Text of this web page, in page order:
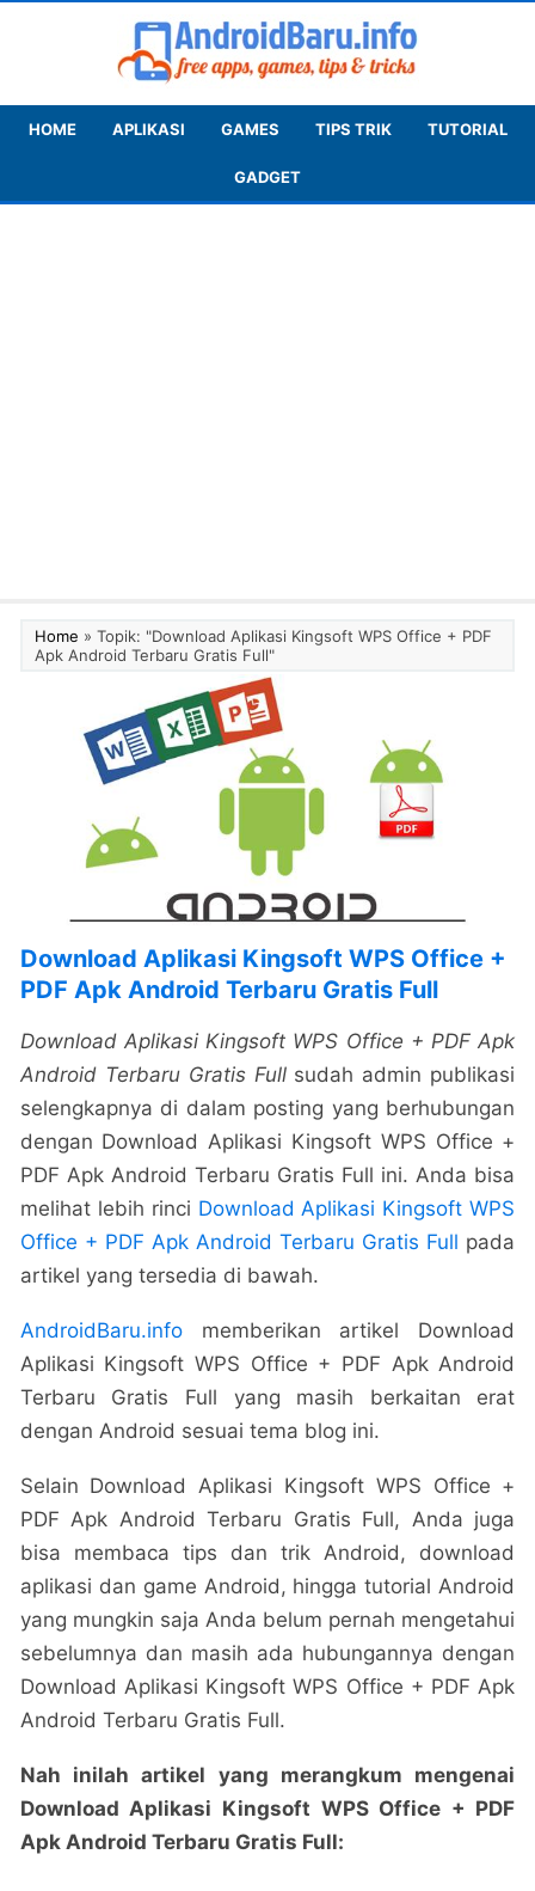
HOME APLIKASI GAMES TIPS TRIK TUTORIAL
GADGET
Home » Topik: "Download Aplikasi Kingsoft WPS Office + PDF
Apk Android Terbaru Gratis Full"
Download Aplikasi Kingsoft WPS Office +
PDF Apk Android Terbaru Gratis Full
Download Aplikasi Kingsoft WPS Office + PDF Apk
Android Terbaru Gratis Fullsudah admin publikasi
selengkapnya di dalam posting yang berhubungan
dengan Download Aplikasi Kingsoft WPS Office +
PDF Apk Android Terbaru Gratis Full ini. Anda bisa
melihat lebih rinci Download Aplikasi Kingsoft WPS
Office + PDF Apk Android Terbaru Gratis Full pada
artikel yang tersedia di bawah.
AndroidBaru.infomemberikan artikel Download
Aplikasi Kingsoft WPS Office + PDF Apk Android
Terbaru Gratis Full yang masih berkaitan erat
dengan Android sesuai tema blog ini.
Selain Download Aplikasi Kingsoft WPS Office +
PDF Apk Android Terbaru Gratis Full, Anda juga
bisa membaca tips dan trik Android, download
aplikasi dan game Android, hingga tutorial Android
yang mungkin saja Anda belum pernah mengetahui
sebelumnya dan masih ada hubungannya dengan
Download Aplikasi Kingsoft WPS Office + PDF Apk
Android Terbaru Gratis Full.
Nah inilah artikel yang merangkum mengenai
Download Aplikasi Kingsoft WPS Office + PDF
Apk Android Terbaru Gratis Full: